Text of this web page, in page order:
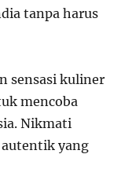
tanpa harus
sensasi kuliner
mencoba
Nikmati
yang